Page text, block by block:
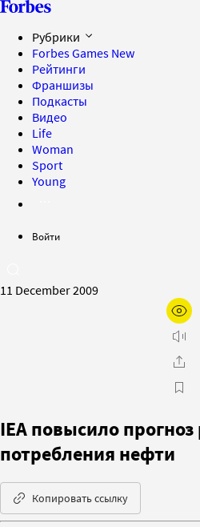
Рубрики
Forbes Games New
Рейтинги
Франшизы
Подкасты
Видео
Life
Woman
Sport
Young
Войти
11 December 2009
IEA повысило прогноз
потребления нефти
Копировать ссылку